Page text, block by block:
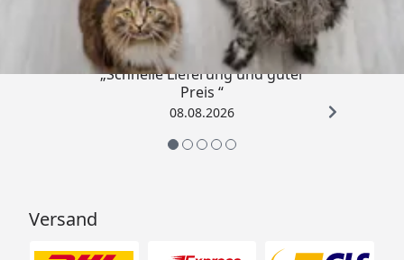
4,73/ 5
„Schnelle Lieferung und guter
Preis “
08.08.2026
Versand